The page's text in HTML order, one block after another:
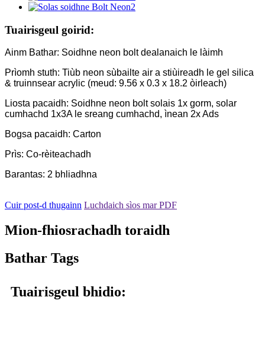
Tuairisgeul goirid:
Ainm Bathar: Soidhne neon bolt dealanaich le làimh
Prìomh stuth: Tiùb neon sùbailte air a stiùireadh le gel silica
& truinnsear acrylic (meud: 9.56 x 0.3 x 18.2 òirleach)
Liosta pacaidh: Soidhne neon bolt solais 1x gorm, solar
cumhachd 1x3A le sreang cumhachd, ìnean 2x Ads
Bogsa pacaidh: Carton
Prìs: Co-rèiteachadh
Barantas: 2 bhliadhna
Cuir post-d thugainn Luchdaich sìos mar PDF
Mion-fhiosrachadh toraidh
Bathar Tags
Tuairisgeul bhidio: